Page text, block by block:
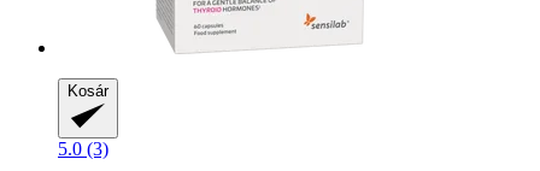
Kosár
5.0 (3)